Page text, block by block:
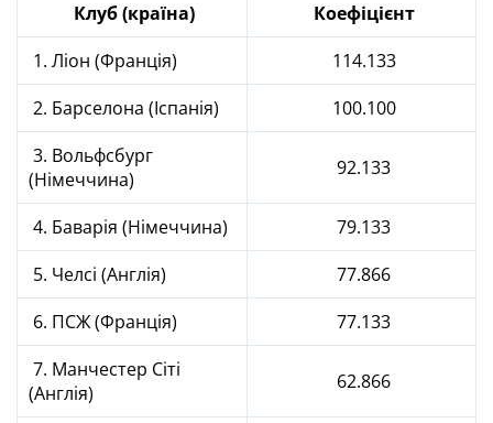
Клуб (країна)
Коефіцієнт
1. Ліон (Франція)
114.133
2. Барселона (Іспанія)
100.100
3. Вольфсбург
(Німеччина)
92.133
4. Баварія (Німеччина)
79.133
5. Челсі (Англія)
77.866
6. ПСЖ (Франція)
77.133
7. Манчестер Сіті
(Англія)
62.866